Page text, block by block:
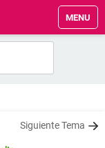
MENU
Siguiente Tema